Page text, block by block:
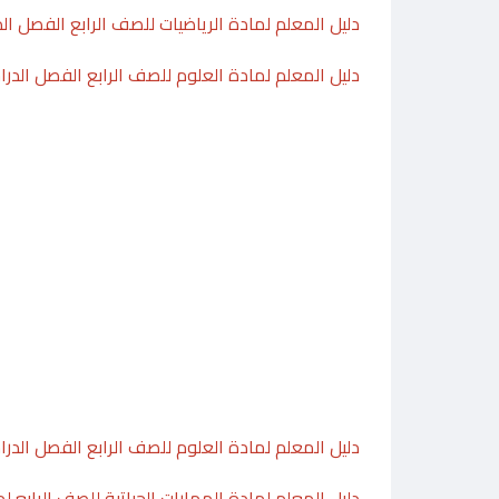
دليل المعلم لمادة الرياضيات للصف الرابع
دليل المعلم لمادة العلوم للصف الرابع الفصل
دليل المعلم لمادة العلوم للصف الرابع الفصل